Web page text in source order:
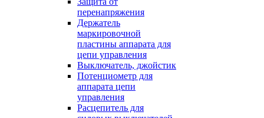
перенапряжения
Держатель
маркировочной
пластины аппарата для
цепи управления
Выключатель, джойстик
Потенциометр для
аппарата цепи
управления
Расцепитель для